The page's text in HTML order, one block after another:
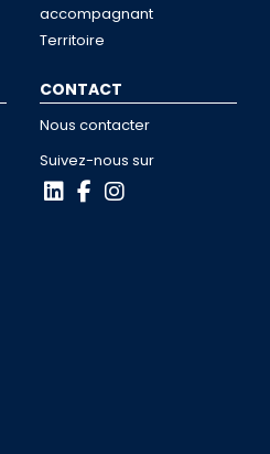
accompagnant
Territoire
CONTACT
Nous contacter
Suivez-nous sur